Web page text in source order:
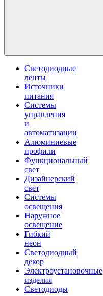
Светодиодные
ленты
Источники
питания
Системы
управления
и
автоматизации
Алюминиевые
профили
Функциональный
свет
Дизайнерский
свет
Системы
освещения
Наружное
освещение
Гибкий
неон
Светодиодный
декор
Электроустановочные
изделия
Светодиоды